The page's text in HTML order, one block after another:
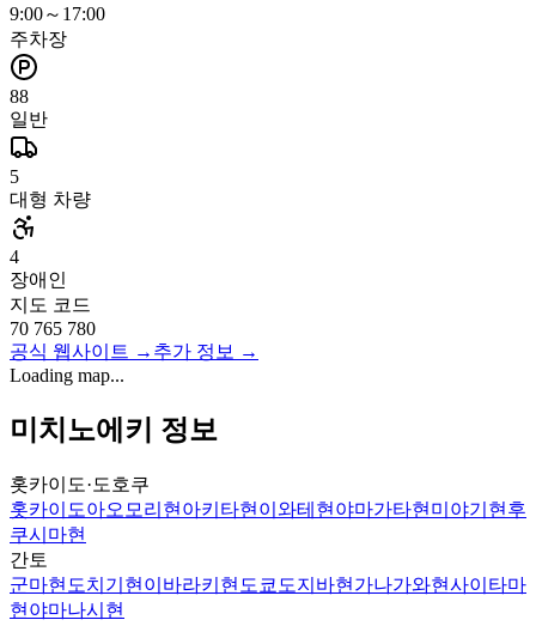
9:00～17:00
주차장
88
일반
5
대형 차량
4
장애인
지도 코드
70 765 780
공식 웹사이트 → 추가 정보 →
Loading map...
미치노에키 정보
홋카이도·도호쿠
홋카이도아오모리현 아키타현 이와테현 야마가타현 미야기현 후
쿠시마현
간토
군마현 도치기현 이바라키현 도쿄도지바현 가나가와현사이타마
현 야마나시현